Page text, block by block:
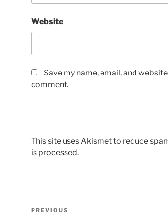
Website
Save my name, email, and
comment.
This site uses Akismet to reduce
is processed.
Post
Previous
PREVIOUS